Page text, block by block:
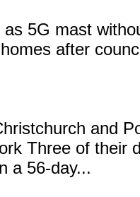
5G mast
after
and
Three of their
a 56-day...